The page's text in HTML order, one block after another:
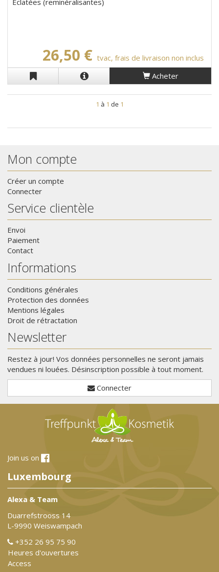
26,50 € tvac, frais de livraison non inclus
Acheter
1 à 1 de 1
Mon compte
Créer un compte
Connecter
Service clientèle
Envoi
Paiement
Contact
Informations
Conditions générales
Protection des données
Mentions légales
Droit de rétractation
Newsletter
Restez à jour! Vos données personnelles ne seront jamais
vendues ni louées. Désinscription possible à tout moment.
Connecter
Join us on
Luxembourg
Alexa & Team
Duarrefstrooss 14
L-9990 Weiswampach
+352 26 95 75 90
Heures d'ouvertures
Access